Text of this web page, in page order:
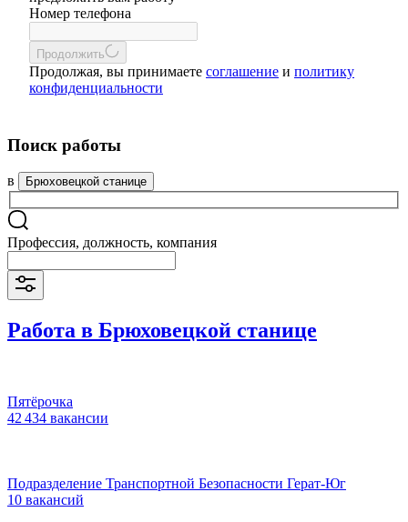
Номер телефона
Продолжить
Продолжая, вы принимаете соглашение и политику
конфиденциальности
Поиск работы
в Брюховецкой станице
Профессия, должность, компания
Работа в Брюховецкой станице
Пятёрочка
42 434 вакансии
Подразделение Транспортной Безопасности Герат-Юг
10 вакансий